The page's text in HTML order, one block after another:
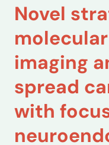
Novel
imaging
spread
with